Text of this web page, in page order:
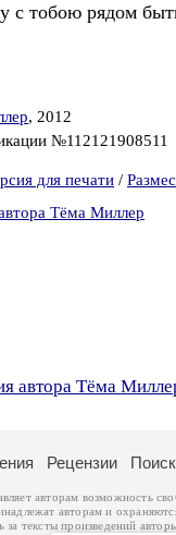
с тобою рядом
, 2012
№112121908511
для печати /
Тёма Миллер
автора Тёма
Рецензии Поиск
авторам возможность
авторам и
за тексты произведений